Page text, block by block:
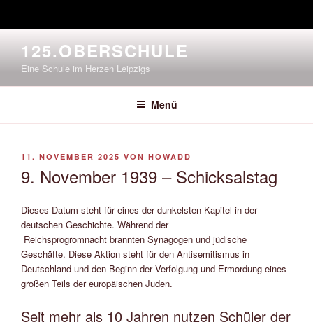
Inhalt
springen
125.OBERSCHULE
Eine Schule im Herzen Leipzigs
Menü
VERÖFFENTLICHT
11. NOVEMBER 2025 VON HOWADD
9. November 1939 – Schicksalstag
Dieses Datum steht für eines der dunkelsten Kapitel in der
deutschen Geschichte. Während der
Reichsprogromnacht brannten Synagogen und jüdische
Geschäfte. Diese Aktion steht für den Antisemitismus in
Deutschland und den Beginn der Verfolgung und Ermordung eines
großen Teils der europäischen Juden.
Seit mehr als 10 Jahren nutzen Schüler der